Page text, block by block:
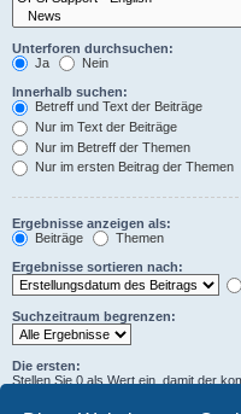
Unterforen durchsuchen:
Ja
Nein
Innerhalb suchen:
Betreff und Text der Beiträge
Nur im Text der Beiträge
Nur im Betreff der Themen
Nur im ersten Beitrag der Themen
Ergebnisse anzeigen als:
Beiträge
Themen
Ergebnisse sortieren nach:
Suchzeitraum begrenzen:
Die ersten:
Stellen Sie 0 als Wert ein, damit der